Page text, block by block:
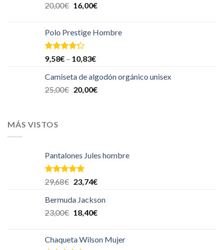
20,00€ 16,00€
Polo Prestige Hombre
Valorado
en
de 5
9,58€ – 10,83€
Camiseta de algodón orgánico unisex
25,00€ 20,00€
MÁS VISTOS
Pantalones Jules hombre
Valorado en
5.00
29,68€ 23,74€
Bermuda Jackson
23,00€ 18,40€
Chaqueta Wilson Mujer